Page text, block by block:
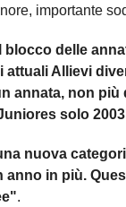
importante
blocco delle
Allievi
annata, non più
solo
nuova
in più.
.